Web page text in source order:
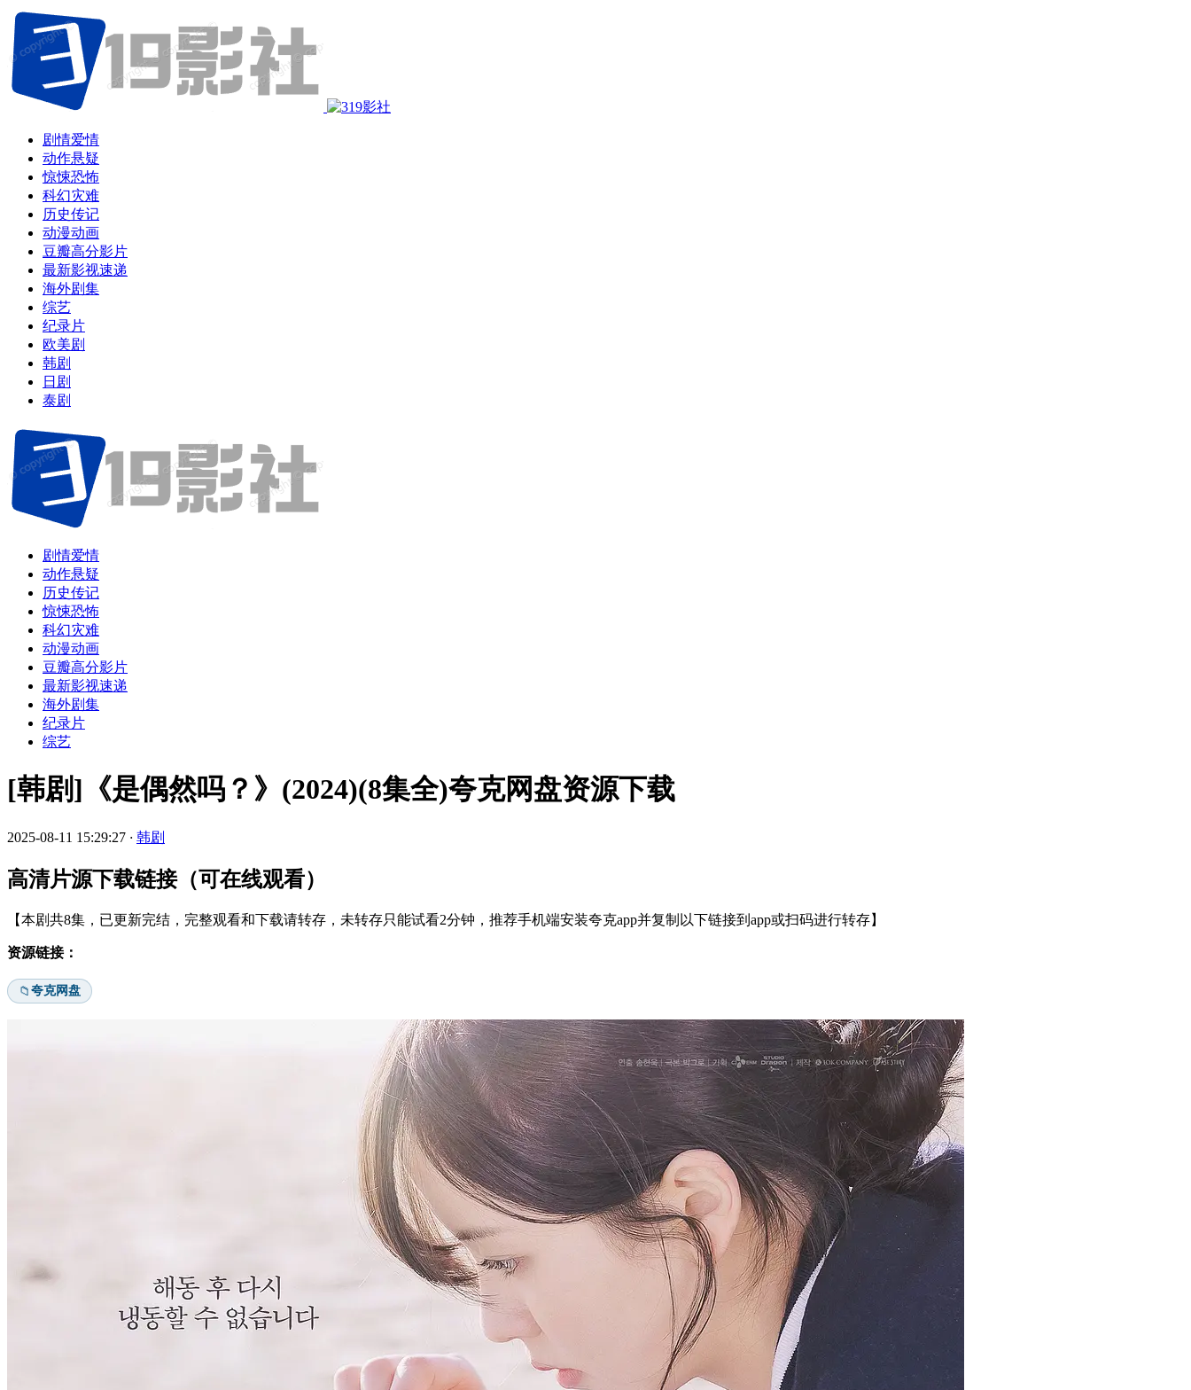
剧情爱情
动作悬疑
惊悚恐怖
科幻灾难
历史传记
动漫动画
豆瓣高分影片
最新影视速递
海外剧集
综艺
纪录片
欧美剧
韩剧
日剧
泰剧
剧情爱情
动作悬疑
历史传记
惊悚恐怖
科幻灾难
动漫动画
豆瓣高分影片
最新影视速递
海外剧集
纪录片
综艺
[韩剧]《是偶然吗？》(2024)(8集全)夸克网盘资源下载
2025-08-11 15:29:27 · 韩剧
高清片源下载链接（可在线观看）
【本剧共8集，已更新完结，完整观看和下载请转存，未转存只能试看2分钟，推荐手机端安装夸克app并复制以下链接到app或扫码进行转存】
资源链接：
📁夸克网盘